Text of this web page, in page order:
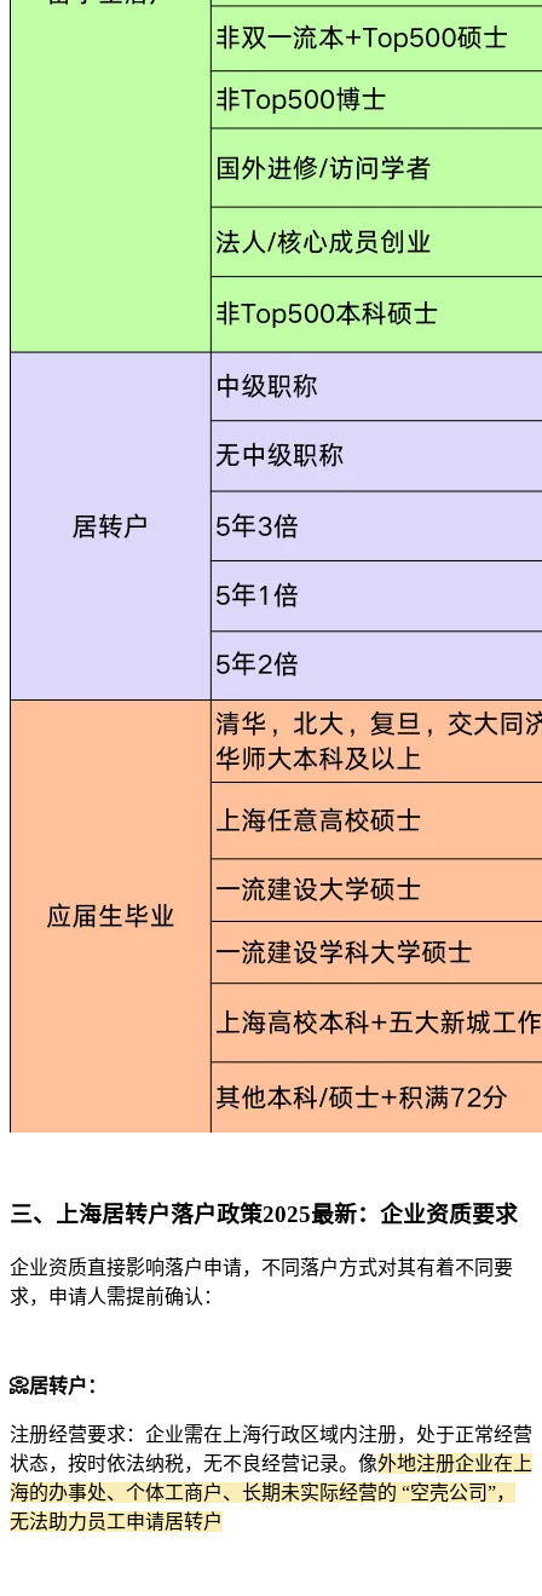
三、上海居转户落户政策2025最新：企业资质要求​
企业资质直接影响落户申请，不同落户方式对其有着不同要
求，申请人需提前确认：​
📀居转户：​
注册经营要求：企业需在上海行政区域内注册，处于正常经营
状态，按时依法纳税，无不良经营记录。像外地注册企业在上
海的办事处、个体工商户、长期未实际经营的 “空壳公司”，
无法助力员工申请居转户